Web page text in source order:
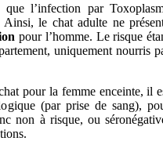
que l’infection par
le chat adulte ne
pour l’homme. Le risque
uniquement nourris
pour la femme enceinte, il
(par prise de sang),
non à risque, ou